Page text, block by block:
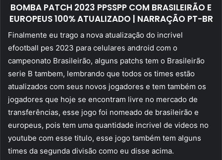
BOMBA PATCH 2023 PPSSPP COM BRASILEIRÃO E
EUROPEUS 100% ATUALIZADO | NARRAÇÃO PT-BR
Finalmente eu trago a nova atualização do incrivel
efootball pes 2023 para celulares android com o
campeonato Brasileirão, alguns patchs tem o Brasileirão
serie B tambem, lembrando que todos os times estão
atualizados com seus novos jogadores e tem também os
jogadores que hoje se encontram livre no mercado de
transferências, esse jogo foi nomeado de brasileirão e
europeus, pois tem uma quantidade incrivel de videos no
youtube com esse titulo, esse jogo também tem alguns
times da segunda divisão como eu disse acima.